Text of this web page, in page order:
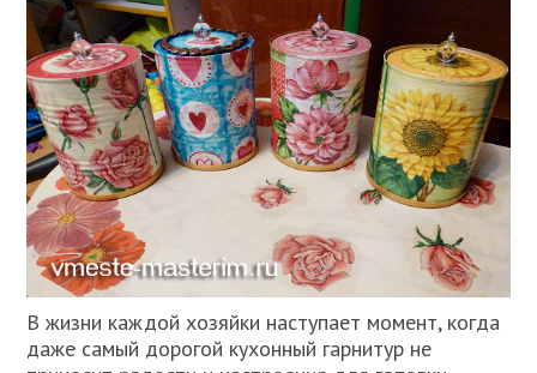
В жизни каждой хозяйки наступает момент, когда
даже самый дорогой кухонный гарнитур не